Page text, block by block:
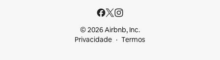
© 2026 Airbnb, Inc.
Privacidade
Termos